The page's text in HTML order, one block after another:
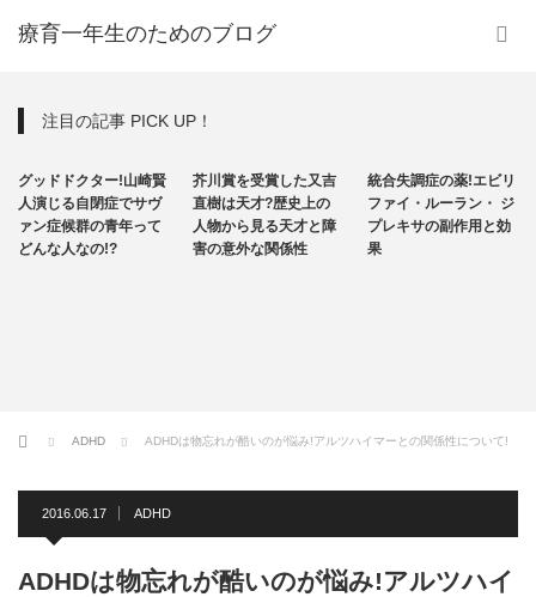
療育一年生のためのブログ
注目の記事 PICK UP！
自閉症
グッドドクター!山崎賢
人演じる自閉症でサヴ
ァン症候群の青年って
どんな人なの!?
芥川賞を受賞した又吉
直樹は天才?歴史上の
人物から見る天才と障
害の意外な関係性
統合失調症の薬!エビリ
ファイ・ルーラン・ ジ
プレキサの副作用と効
果
ホーム ADHD ADHDは物忘れが酷いのが悩み!アルツハイマーとの関係性について!
2016.06.17 ADHD
ADHDは物忘れが酷いのが悩み!アルツハイ